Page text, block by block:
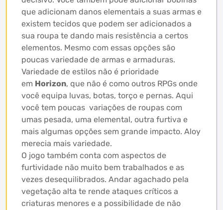
que adicionam danos elementais a suas armas e
existem tecidos que podem ser adicionados a
sua roupa te dando mais resistência a certos
elementos. Mesmo com essas opções são
poucas variedade de armas e armaduras.
Variedade de estilos não é prioridade
em Horizon, que não é como outros RPGs onde
você equipa luvas, botas, torço e pernas. Aqui
você tem poucas variações de roupas com
umas pesada, uma elemental, outra furtiva e
mais algumas opções sem grande impacto. Aloy
merecia mais variedade.
O jogo também conta com aspectos de
furtividade não muito bem trabalhados e as
vezes desequilibrados. Andar agachado pela
vegetação alta te rende ataques críticos a
criaturas menores e a possibilidade de não